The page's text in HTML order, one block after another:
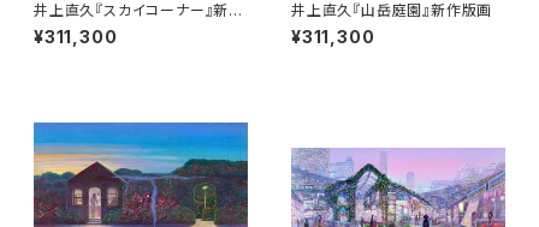
井上直久『スカイコーナー』新作
版画
¥311,300
井上直久『山岳庭園』新作版画
¥311,300